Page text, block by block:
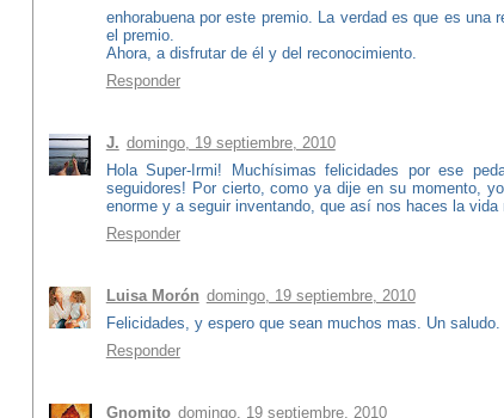
enhorabuena por este premio. La verdad es que es
el premio.
Ahora, a disfrutar de él y del reconocimiento.
Responder
J. domingo, 19 septiembre, 2010
Hola Super-Irmi! Muchísimas felicidades por ese
seguidores! Por cierto, como ya dije en su momento,
enorme y a seguir inventando, que así nos haces la
Responder
Luisa Morón domingo, 19 septiembre, 2010
Felicidades, y espero que sean muchos mas. Un saludo.
Responder
Gnomito domingo, 19 septiembre, 2010